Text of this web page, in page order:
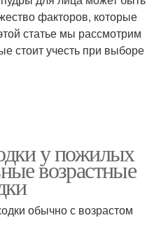
факторов, которые
статье мы рассмотрим
стоит учесть при выборе
у пожилых
возрастные
обычно с возрастом